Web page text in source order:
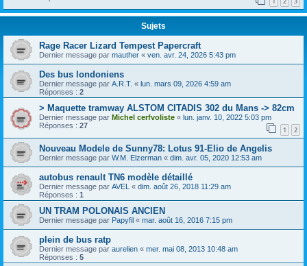
Sujets
Rage Racer Lizard Tempest Papercraft
Dernier message par mauther « ven. avr. 24, 2026 5:43 pm
Des bus londoniens
Dernier message par A.R.T. « lun. mars 09, 2026 4:59 am
Réponses : 2
> Maquette tramway ALSTOM CITADIS 302 du Mans -> 82cm
Dernier message par Michel cerfvoliste « lun. janv. 10, 2022 5:03 pm
Réponses : 27 1 2
Nouveau Modele de Sunny78: Lotus 91-Elio de Angelis
Dernier message par W.M. Elzerman « dim. avr. 05, 2020 12:53 am
autobus renault TN6 modèle détaillé
Dernier message par AVEL « dim. août 26, 2018 11:29 am
Réponses : 1
UN TRAM POLONAIS ANCIEN
Dernier message par Papyfil « mar. août 16, 2016 7:15 pm
plein de bus ratp
Dernier message par aurelien « mer. mai 08, 2013 10:48 am
Réponses : 5